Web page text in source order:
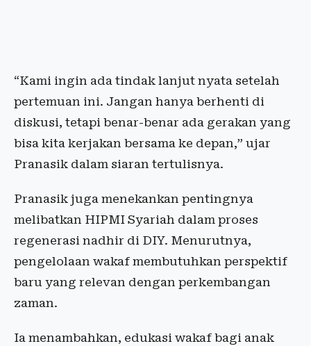
“Kami ingin ada tindak lanjut nyata setelah
pertemuan ini. Jangan hanya berhenti di
diskusi, tetapi benar-benar ada gerakan yang
bisa kita kerjakan bersama ke depan,” ujar
Pranasik dalam siaran tertulisnya.
Pranasik juga menekankan pentingnya
melibatkan HIPMI Syariah dalam proses
regenerasi nadhir di DIY. Menurutnya,
pengelolaan wakaf membutuhkan perspektif
baru yang relevan dengan perkembangan
zaman.
Ia menambahkan, edukasi wakaf bagi anak